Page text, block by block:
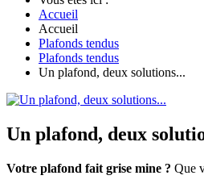
Accueil
Accueil
Plafonds tendus
Plafonds tendus
Un plafond, deux solutions...
Un plafond, deux
Votre plafond fait grise mine ? Que